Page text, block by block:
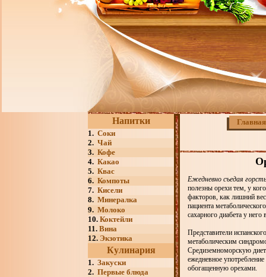
Напитки
1. Соки
2. Чай
3. Кофе
4. Какао
5. Квас
6. Компоты
7. Кисели
8. Минералка
9. Молоко
10. Коктейли
11. Вина
12. Экзотика
Кулинария
1. Закуски
2. Первые блюда
Главная
Ежедневно съедая
полезны орехи тем, у
факторов, как лишний
пациента
сахарного диабета у него
Представители
метаболическим
Средиземноморскую
ежедневное
обогащенную орехами.